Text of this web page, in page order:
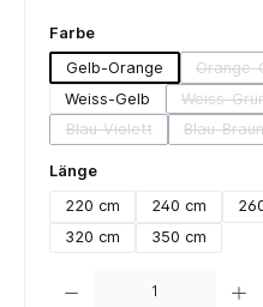
Farbeauswählen
Gelb-Orange
Orange-
Weiss-Gelb Weiss-
Blau-Violett
(Diese Option ist
Blau-Braun
Längeauswählen
220 cm
240 cm
320 cm
350 cm